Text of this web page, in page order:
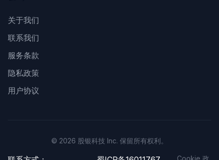
关于我们
联系我们
服务条款
隐私政策
用户协议
© 2026 股银科技 Inc. 保留所有权利。
Cookie 政